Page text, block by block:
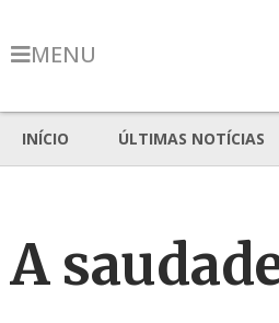
MENU
INÍCIO ÚLTIMAS NOTÍCIAS
A